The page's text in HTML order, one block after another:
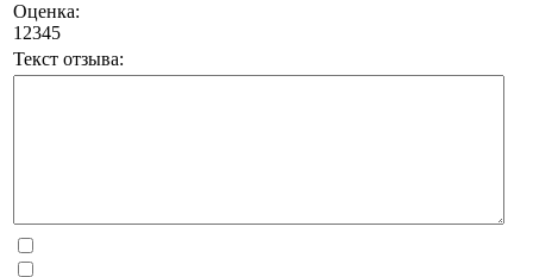
Оценка:
1 2345
Текст отзыва: